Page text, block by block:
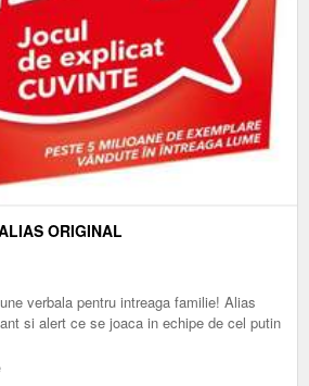
ORIGINAL
verbala pentru intreaga familie! Alias
si alert ce se joaca in echipe de cel putin